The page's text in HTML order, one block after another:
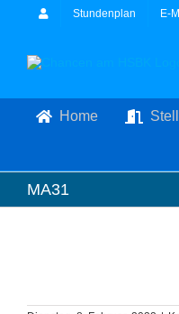
Stundenplan E-
Home
MA31